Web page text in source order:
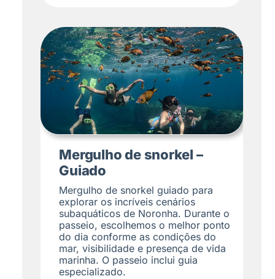
Mergulho de snorkel –
Guiado
Mergulho de snorkel guiado para
explorar os incríveis cenários
subaquáticos de Noronha. Durante o
passeio, escolhemos o melhor ponto
do dia conforme as condições do
mar, visibilidade e presença de vida
marinha. O passeio inclui guia
especializado.